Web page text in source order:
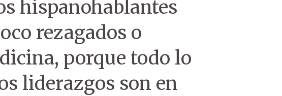
hispanohablantes
rezagados o
porque todo lo
liderazgos son en